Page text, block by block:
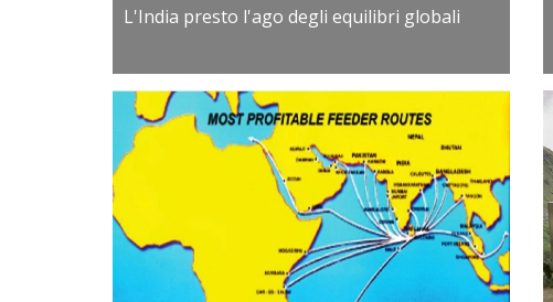
L'India presto l'ago degli equilibri globali